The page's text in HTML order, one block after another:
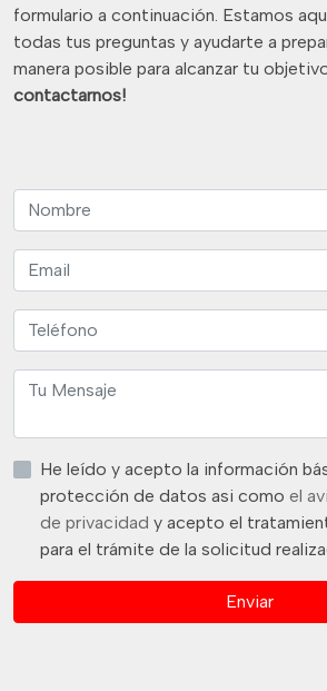
formulario a continuación. Estamos
todas tus preguntas y ayudarte a
manera posible para alcanzar tu
contactarnos!
He leído y acepto la información básica sobre
protección de datos asi como el
de privacidad y acepto el
para el trámite de la solicitud
Enviar